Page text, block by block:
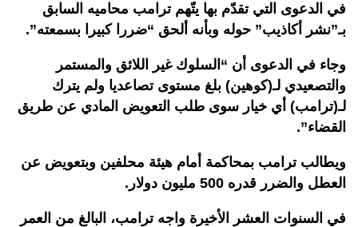
في الدعوى التي تقدّم بها يتّهم ترامب محاميه السابق
بـ”نشر أكاذيب” حوله وبأنه ألحق “ضررا كبيرا بسمعته”.
وجاء في الدعوى أن “السلوك غير اللائق والمستمر
والتصعيدي لـ(كوهين) بلغ مستوى تصاعديا ولم يترك
لـ(ترامب) أي خيار سوى طلب التعويض المادي عن طريق
القضاء”.
ويطالب ترامب بمحاكمة أمام هيئة محلفين وبتعويض عن
العطل والضرر قدره 500 مليون دولار.
في السنوات العشر الأخيرة واجه ترامب، البالغ من العمر